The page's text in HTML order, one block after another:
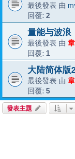
最後發表 由
回覆: 2
量能与波浪
最後發表 由
回覆: 1
大陆简体版
最後發表 由
回覆: 5
發表主題